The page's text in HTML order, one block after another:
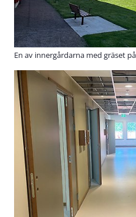
En av innergårdarna med gräset